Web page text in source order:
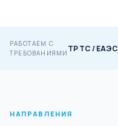
РАБОТАЕМ С
ТРЕБОВАНИЯМИ ТР ТС / ЕАЭС
НАПРАВЛЕНИЯ